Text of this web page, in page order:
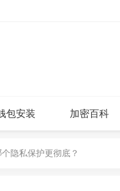
包安装 加密百科
隐私保护更彻底？